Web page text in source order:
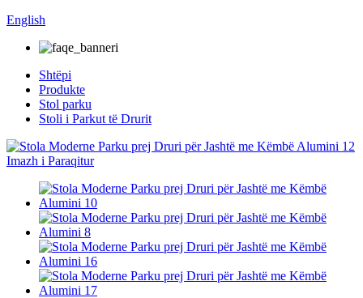
English
Shtëpi
Produkte
Stol parku
Stoli i Parkut të Drurit